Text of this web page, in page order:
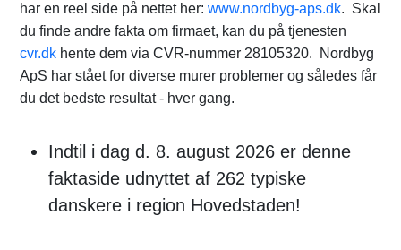
har en reel side på nettet her: www.nordbyg-aps.dk. Skal
du finde andre fakta om firmaet, kan du på tjenesten
cvr.dk hente dem via CVR-nummer 28105320. Nordbyg
ApS har stået for diverse murer problemer og således får
du det bedste resultat - hver gang.
Indtil i dag d. 8. august 2026 er denne
faktaside udnyttet af 262 typiske
danskere i region Hovedstaden!